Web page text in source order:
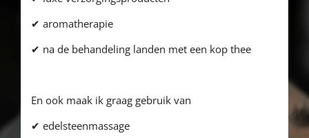
✔ aromatherapie
✔ na de behandeling landen met een kop thee
En ook maak ik graag gebruik van
✔ edelsteenmassage